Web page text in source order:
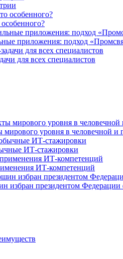
приложения: подход
для всех специалистов
мирового уровня в человечной
ИТ‑стажировки
ИТ-компетенций
президентом Федерации